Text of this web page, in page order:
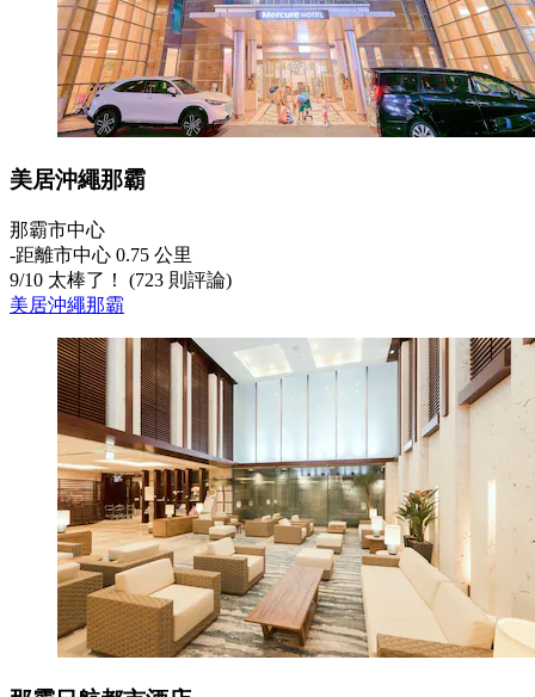
美居沖繩那霸
那霸市中心
‐距離市中心 0.75 公里
9/10 太棒了！ (723 則評論)
美居沖繩那霸